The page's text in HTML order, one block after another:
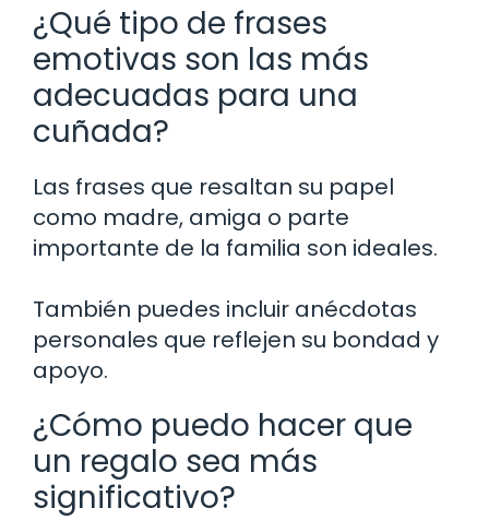
¿Qué tipo de frases
emotivas son las más
adecuadas para una
cuñada?
Las frases que resaltan su papel
como madre, amiga o parte
importante de la familia son ideales.
También puedes incluir anécdotas
personales que reflejen su bondad y
apoyo.
¿Cómo puedo hacer que
un regalo sea más
significativo?